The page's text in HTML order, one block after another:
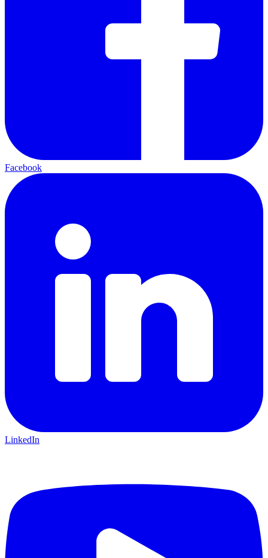
Facebook
LinkedIn